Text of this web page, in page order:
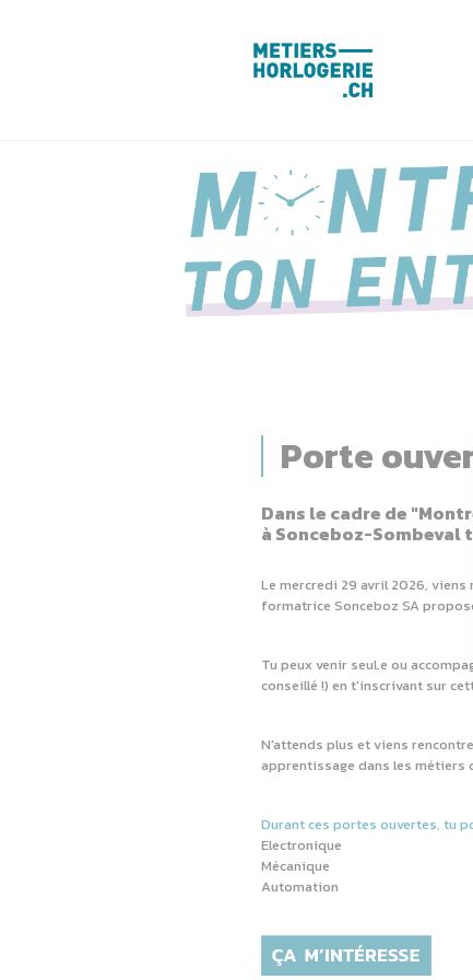
Porte
Dans le cadre de
à Sonceboz-Sombeval
Le mercredi 29 avril 2026,
formatrice Sonceboz SA
Tu peux venir seul.e ou
conseillé !) en t'inscrivant sur
N'attends plus et viens
apprentissage dans les métiers
Durant ces portes ouvertes, tu
Electronique
Mécanique
Automation